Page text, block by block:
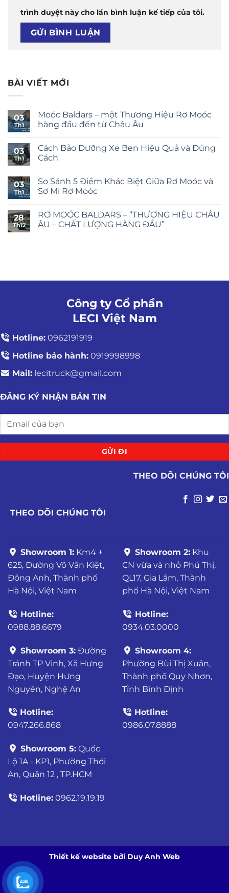
trình duyệt này cho lần bình luận kế tiếp của tôi.
BÀI VIẾT MỚI
03
Th1
Moóc Baldars – một Thương Hiệu Rơ Moóc
hàng đầu đến từ Châu Âu
03
Th1
Cách Bảo Dưỡng Xe Ben Hiệu Quả và Đúng
Cách
03
Th1
So Sánh 5 Điểm Khác Biệt Giữa Rơ Moóc và
Sơ Mi Rơ Moóc
28
Th12
RƠ MOÓC BALDARS – “THƯƠNG HIỆU CHÂU
ÂU – CHẤT LƯỢNG HÀNG ĐẦU”
Công ty Cổ phần
LECI Việt Nam
Hotline: 0962191919
Hotline bảo hành: 0919998998
Mail: lecitruck@gmail.com
ĐĂNG KÝ NHẬN BẢN TIN
THEO DÕI CHÚNG TÔI
THEO DÕI CHÚNG TÔI
Showroom 1: Km4 +
625, Đường Võ Văn Kiệt,
Đông Anh, Thành phố
Hà Nội, Việt Nam
Hotline:
0988.88.6679
Showroom 2: Khu
CN vừa và nhỏ Phú Thị,
QL17, Gia Lâm, Thành
phố Hà Nội, Việt Nam
Hotline:
0934.03.0000
Showroom 3: Đường
Tránh TP Vinh, Xã Hưng
Đạo, Huyện Hưng
Nguyên, Nghệ An
Hotline:
0947.266.868
Showroom 4:
Phường Bùi Thị Xuân,
Thành phố Quy Nhơn,
Tỉnh Bình Định
Hotline:
0986.07.8888
Showroom 5: Quốc
Lộ 1A - KP1, Phường Thới
An, Quận 12 , TP.HCM
Hotline: 0962.19.19.19
Thiết kế website bởi Duy Anh Web